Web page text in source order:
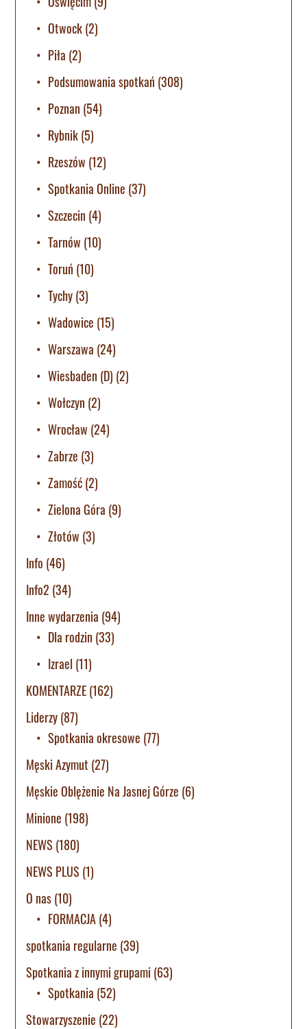
Otwock(2)
Piła (2)
Podsumowania spotkań (308)
Poznan (54)
Rybnik(5)
Rzeszów (12)
Spotkania Online (37)
Szczecin (4)
Tarnów (10)
Toruń (10)
Tychy(3)
Wadowice (15)
Warszawa (24)
Wiesbaden (D) (2)
Wołczyn (2)
Wrocław (24)
Zabrze (3)
Zamość(2)
Zielona Góra (9)
Złotów (3)
Info (46)
Info2 (34)
Inne wydarzenia (94)
Dla rodzin (33)
Izrael (11)
KOMENTARZE(162)
Liderzy(87)
Spotkania okresowe (77)
Męski Azymut (27)
Męskie Oblężenie Na Jasnej Górze (6)
Minione (198)
NEWS (180)
NEWS PLUS (1)
O nas(10)
FORMACJA(4)
spotkania regularne (39)
Spotkania z innymi grupami (63)
Spotkania (52)
Stowarzyszenie (22)